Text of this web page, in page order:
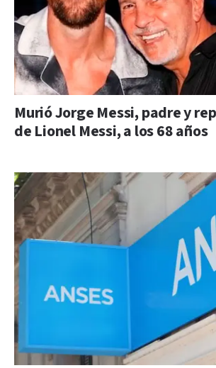
Murió Jorge Messi, padre y
de Lionel Messi, a los 68 años